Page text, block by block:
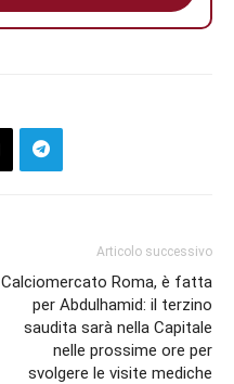
Articolo successivo
Calciomercato Roma, è fatta
per Abdulhamid: il terzino
saudita sarà nella Capitale
nelle prossime ore per
svolgere le visite mediche